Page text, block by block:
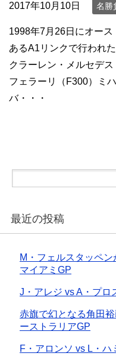
2017年10月10日 名勝
1998年7月26日にオー
あるA1リンクで行われ
クラーレン・メルセデ
フェラーリ（F300）ミ
バ・・・
最近の投稿
M・フェルスタッペ
マイアミGP
J・アレジ vs A・プロ
赤旗で幻となる角田
ーストラリアGP
F・アロンソ vs L・